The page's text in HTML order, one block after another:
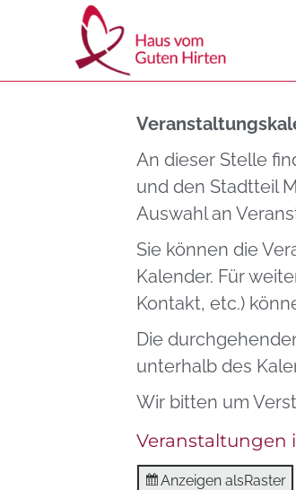
An dieser Stelle
und den Stadtteil
Auswahl an
Sie können die
Kalender. Für
Kontakt, etc.)
Die
unterhalb des
Wir bitten um
Veranstaltungen
Anzeigen alsRaster